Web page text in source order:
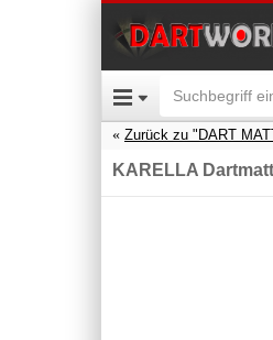
Zurück zu "DART
KARELLA